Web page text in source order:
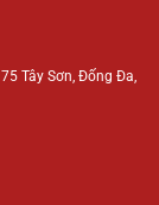
Tây Sơn, Đống Đa,